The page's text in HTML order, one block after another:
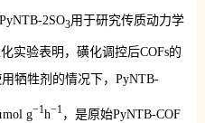
2SO3用于研究传质动力学
实验表明，磺化调控后COFs的
牺牲剂的情况下，PyNTB-
g−1h−1，是原始PyNTB-COF